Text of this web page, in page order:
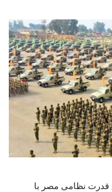
قدرت نظامی مصر با